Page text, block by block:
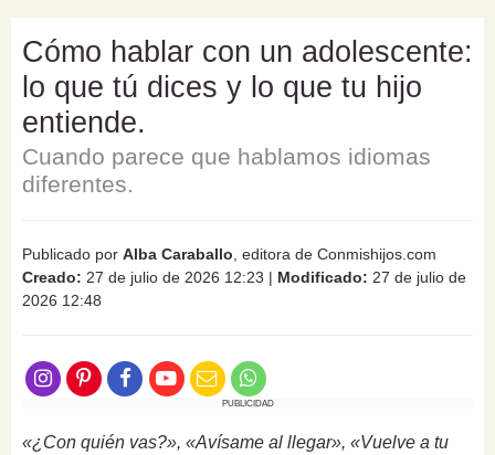
Cómo hablar con un adolescente:
lo que tú dices y lo que tu hijo
entiende.
Cuando parece que hablamos idiomas
diferentes.
Publicado por Alba Caraballo , editora de Conmishijos.com
Creado: 27 de julio de 2026 12:23 | Modificado: 27 de julio de
2026 12:48
PUBLICIDAD
«¿Con quién vas?», «Avísame al llegar», «Vuelve a tu